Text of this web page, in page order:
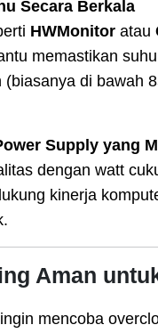
Secara Berkala
HWMonitor atau
memastikan
(biasanya di bawah
Supply yang
dengan watt
kinerja
Aman
mencoba